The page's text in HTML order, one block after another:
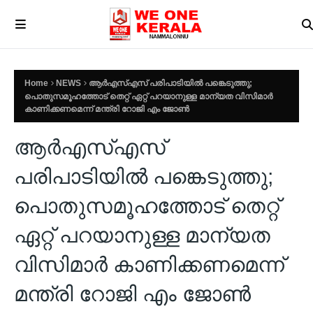
Home NEWS
ആർഎസ്എസ് പരിപാടിയിൽ പങ്കെടുത്തു;
പൊതുസമൂഹത്തോട് തെറ്റ് ഏറ്റ് പറയാനുള്ള മാന്യത വിസിമാർ
കാണിക്കണമെന്ന് മന്ത്രി റോജി എം ജോൺ
ആർഎസ്എസ്
പരിപാടിയിൽ പങ്കെടുത്തു;
പൊതുസമൂഹത്തോട് തെറ്റ്
ഏറ്റ് പറയാനുള്ള മാന്യത
വിസിമാർ കാണിക്കണമെന്ന്
മന്ത്രി റോജി എം ജോൺ